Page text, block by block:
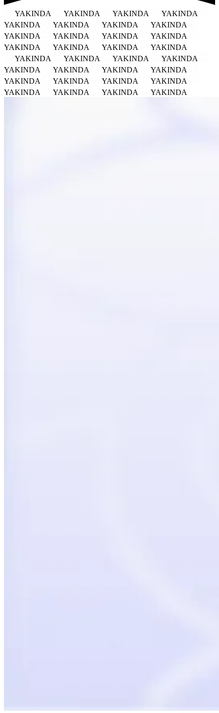
YAKINDA YAKINDA YAKINDA
YAKINDA
YAKINDA
YAKINDA YAKINDA
YAKINDA
YAKINDA
YAKINDA YAKINDA
YAKINDA
YAKINDA
YAKINDA YAKINDA
YAKINDA
YAKINDA
YAKINDA YAKINDA
YAKINDA
YAKINDA
YAKINDA YAKINDA
YAKINDA
YAKINDA
YAKINDA YAKINDA
YAKINDA
YAKINDA
YAKINDA YAKINDA YAKINDA